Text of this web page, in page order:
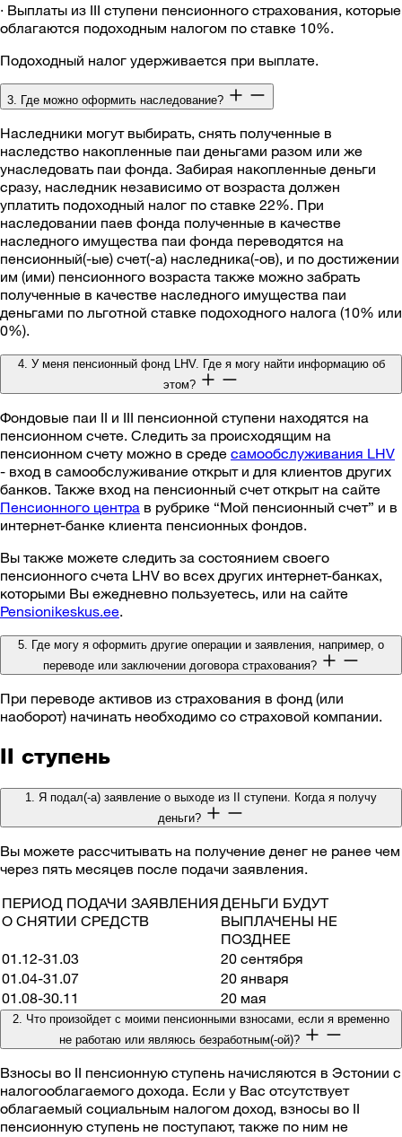
· Выплаты из III ступени пенсионного страхования, которые
облагаются подоходным налогом по ставке 10%.
Подоходный налог удерживается при выплате.
3. Где можно оформить наследование?
Наследники могут выбирать, снять полученные в
наследство накопленные паи деньгами разом или же
унаследовать паи фонда. Забирая накопленные деньги
сразу, наследник независимо от возраста должен
уплатить подоходный налог по ставке 22%. При
наследовании паев фонда полученные в качестве
наследного имущества паи фонда переводятся на
пенсионный(-ые) счет(-а) наследника(-ов), и по достижении
им (ими) пенсионного возраста также можно забрать
полученные в качестве наследного имущества паи
деньгами по льготной ставке подоходного налога (10% или
0%).
4. У меня пенсионный фонд LHV. Где я могу найти информацию об
этом?
Фондовые паи II и III пенсионной ступени находятся на
пенсионном счете. Следить за происходящим на
пенсионном счету можно в среде самообслуживания LHV
- вход в самообслуживание открыт и для клиентов других
банков. Также вход на пенсионный счет открыт на сайте
Пенсионного центра в рубрике “Мой пенсионный счет” и в
интернет-банке клиента пенсионных фондов.
Вы также можете следить за состоянием своего
пенсионного счета LHV во всех других интернет-банках,
которыми Вы ежедневно пользуетесь, или на сайте
Pensionikeskus.ee.
5. Где могу я оформить другие операции и заявления, например, о
переводе или заключении договора страхования?
При переводе активов из страхования в фонд (или
наоборот) начинать необходимо со страховой компании.
II ступень
1. Я подал(-а) заявление о выходе из II ступени. Когда я получу
деньги?
Вы можете рассчитывать на получение денег не ранее чем
через пять месяцев после подачи заявления.
ПЕРИОД ПОДАЧИ ЗАЯВЛЕНИЯ
О СНЯТИИ СРЕДСТВ
ДЕНЬГИ БУДУТ
ВЫПЛАЧЕНЫ НЕ
ПОЗДНЕЕ
01.12-31.03
20 сентября
01.04-31.07
20 января
01.08-30.11
20 мая
2. Что произойдет с моими пенсионными взносами, если я временно
не работаю или являюсь безработным(-ой)?
Взносы во II пенсионную ступень начисляются в Эстонии с
налогооблагаемого дохода. Если у Вас отсутствует
облагаемый социальным налогом доход, взносы во II
пенсионную ступень не поступают, также по ним не